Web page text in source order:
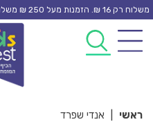
Skip
content
משלוח רק 16 ₪. הזמנות מעל 250 ₪ משלוח נק’ איסוף חינם
ראשי אנדי שפרד